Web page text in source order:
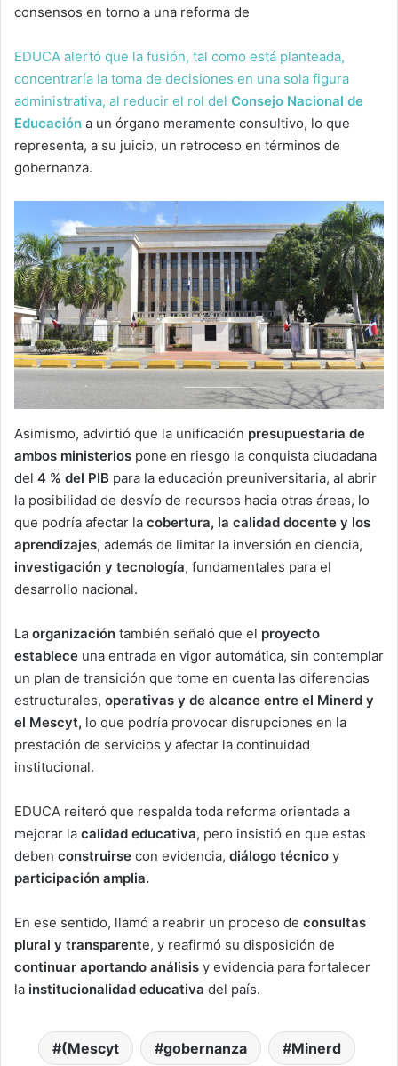
consensos en torno a una reforma de
EDUCA alertó que la fusión, tal como está planteada,
concentraría la toma de decisiones en una sola figura
administrativa, al reducir el rol del Consejo Nacional de
Educación a un órgano meramente consultivo, lo que
representa, a su juicio, un retroceso en términos de
gobernanza.
Asimismo, advirtió que la unificación presupuestaria de
ambos ministerios pone en riesgo la conquista ciudadana
del 4 % del PIB para la educación preuniversitaria, al abrir
la posibilidad de desvío de recursos hacia otras áreas, lo
que podría afectar la cobertura, la calidad docente y los
aprendizajes, además de limitar la inversión en ciencia,
investigación y tecnología, fundamentales para el
desarrollo nacional.
La organización también señaló que el proyecto
establece una entrada en vigor automática, sin contemplar
un plan de transición que tome en cuenta las diferencias
estructurales, operativas y de alcance entre el Minerd y
el Mescyt, lo que podría provocar disrupciones en la
prestación de servicios y afectar la continuidad
institucional.
EDUCA reiteró que respalda toda reforma orientada a
mejorar la calidad educativa, pero insistió en que estas
deben construirse con evidencia, diálogo técnico y
participación amplia.
En ese sentido, llamó a reabrir un proceso de consultas
plural y transparente, y reafirmó su disposición de
continuar aportando análisis y evidencia para fortalecer
la institucionalidad educativa del país.
(Mescyt gobernanza Minerd